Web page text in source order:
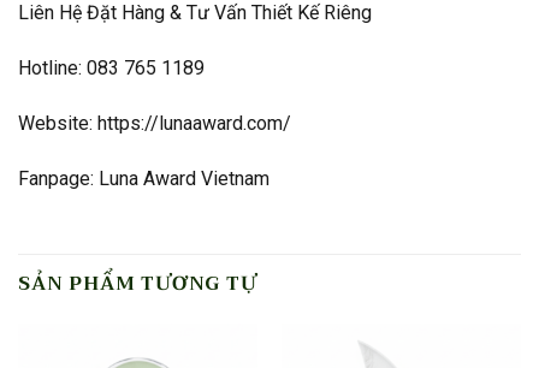
Liên Hệ Đặt Hàng & Tư Vấn Thiết Kế Riêng
Hotline: 083 765 1189
Website: https://lunaaward.com/
Fanpage: Luna Award Vietnam
SẢN PHẨM TƯƠNG TỰ